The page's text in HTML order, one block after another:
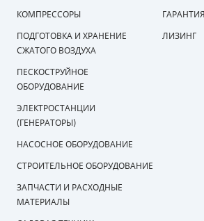
КОМПРЕССОРЫ
ПОДГОТОВКА И ХРАНЕНИЕ
СЖАТОГО ВОЗДУХА
ПЕСКОСТРУЙНОЕ
ОБОРУДОВАНИЕ
ЭЛЕКТРОСТАНЦИИ
(ГЕНЕРАТОРЫ)
НАСОСНОЕ ОБОРУДОВАНИЕ
СТРОИТЕЛЬНОЕ ОБОРУДОВАНИЕ
ЗАПЧАСТИ И РАСХОДНЫЕ
МАТЕРИАЛЫ
ГАРАНТИЯ
ЛИЗИНГ